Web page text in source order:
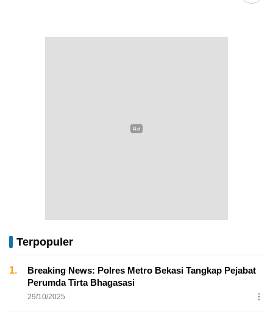
Terpopuler
1.
Breaking News: Polres Metro Bekasi Tangkap Pejabat
Perumda Tirta Bhagasasi
29/10/2025